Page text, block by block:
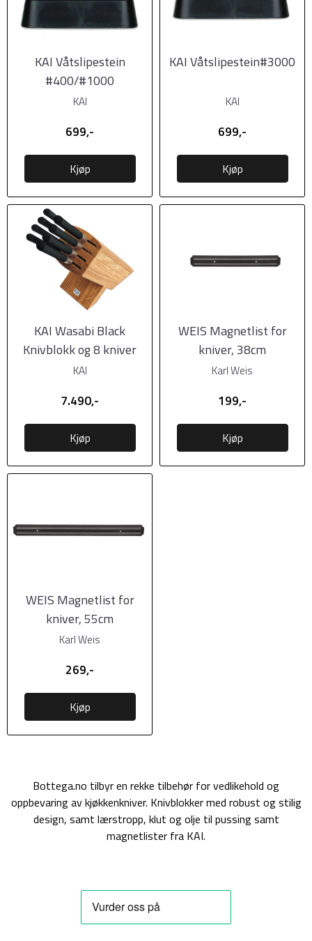
KAI Våtslipestein
#400/#1000
KAI
699,-
Kjøp
KAI Våtslipestein#3000
KAI
699,-
Kjøp
KAI Wasabi Black
Knivblokk og 8 kniver
KAI
7.490,-
Kjøp
WEIS Magnetlist for
kniver, 38cm
Karl Weis
199,-
Kjøp
WEIS Magnetlist for
kniver, 55cm
Karl Weis
269,-
Kjøp
Bottega.no tilbyr en rekke tilbehør for vedlikehold og
oppbevaring av kjøkkenkniver. Knivblokker med robust og stilig
design, samt lærstropp, klut og olje til pussing samt
magnetlister fra KAI.